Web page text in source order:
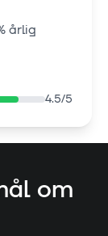
årlig
4.5/5
om